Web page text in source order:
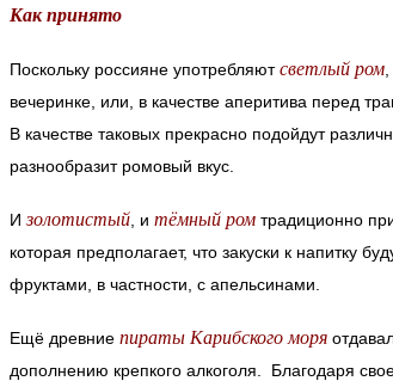
Как принято
Поскольку россияне употребляютсветлый ром
вечеринке, или, в качестве аперитива перед
В качестве таковых прекрасно подойдут
разнообразит ромовый вкус.
Изолотистый , и тёмный ром традиционно
которая предполагает, что закуски к напитку
фруктами, в частности, с апельсинами.
Ещё древние пираты Карибского моря
дополнению крепкого алкоголя. Благодаря